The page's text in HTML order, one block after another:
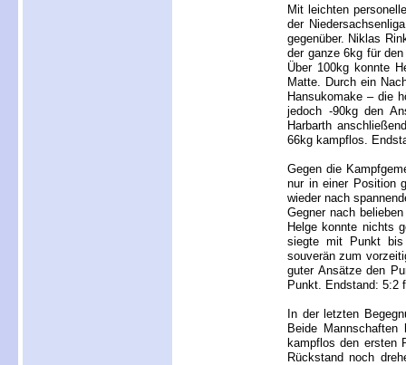
Mit leichten
der
gegenüber. Niklas
der ganze 6kg für
Über 100kg konnte
Matte. Durch ein
Hansukomake – die
jedoch -90kg den
Harbarth
66kg kampflos.
Gegen die
nur in einer Position
wieder nach
Gegner nach
Helge konnte nichts
siegte mit Punkt bis
souverän zum
guter Ansätze den
Punkt. Endstand: 5:2
In der letzten
Beide
kampflos den ersten
Rückstand noch